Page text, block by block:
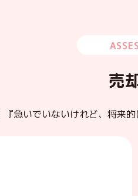
売
『急いでいないけれど、将来